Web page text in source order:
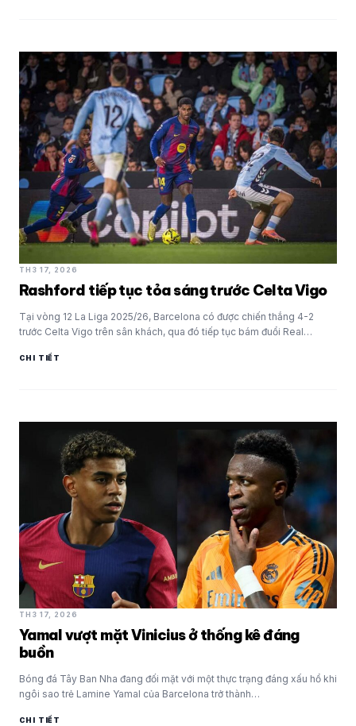
TH3 17, 2026
Rashford tiếp tục tỏa sáng trước Celta Vigo
Tại vòng 12 La Liga 2025/26, Barcelona có được chiến thắng 4-2
trước Celta Vigo trên sân khách, qua đó tiếp tục bám đuổi Real…
CHI TIẾT
TH3 17, 2026
Yamal vượt mặt Vinicius ở thống kê đáng
buồn
Bóng đá Tây Ban Nha đang đối mặt với một thực trạng đáng xấu hổ khi
ngôi sao trẻ Lamine Yamal của Barcelona trở thành…
CHI TIẾT